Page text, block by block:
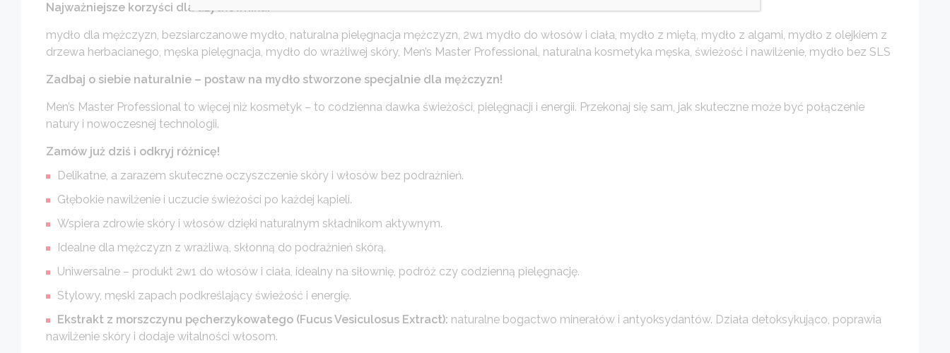
Najważniejsze korzyści dla użytkownika:
mydło dla mężczyzn, bezsiarczanowe mydło, naturalna pielęgnacja mężczyzn, 2w1 mydło do włosów i ciała, mydło z miętą, mydło z algami, mydło z olejkiem z
drzewa herbacianego, męska pielęgnacja, mydło do wrażliwej skóry, Men’s Master Professional, naturalna kosmetyka męska, świeżość i nawilżenie, mydło bez SLS
Zadbaj o siebie naturalnie – postaw na mydło stworzone specjalnie dla mężczyzn!
Men’s Master Professional to więcej niż kosmetyk – to codzienna dawka świeżości, pielęgnacji i energii. Przekonaj się sam, jak skuteczne może być połączenie
natury i nowoczesnej technologii.
Zamów już dziś i odkryj różnicę!
Delikatne, a zarazem skuteczne oczyszczenie skóry i włosów bez podrażnień.
Głębokie nawilżenie i uczucie świeżości po każdej kąpieli.
Wspiera zdrowie skóry i włosów dzięki naturalnym składnikom aktywnym.
Idealne dla mężczyzn z wrażliwą, skłonną do podrażnień skórą.
Uniwersalne – produkt 2w1 do włosów i ciała, idealny na siłownię, podróż czy codzienną pielęgnację.
Stylowy, męski zapach podkreślający świeżość i energię.
Ekstrakt z morszczynu pęcherzykowatego (Fucus Vesiculosus Extract): naturalne bogactwo minerałów i antyoksydantów. Działa detoksykująco, poprawia
nawilżenie skóry i dodaje witalności włosom.